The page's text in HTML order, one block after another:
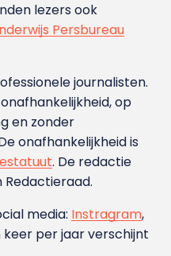
lezers ook
Persbureau
journalisten.
op
en zonder
onafhankelijkheid is
. De redactie
media: Instragram,
keer per jaar verschijnt